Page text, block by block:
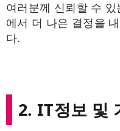
여러분께 신뢰할 수
에서 더 나은 결정을
다.
2. IT정보 및